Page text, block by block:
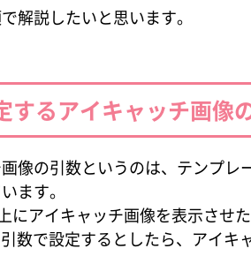
解説したいと思います。
するアイキャッチ画像
像の引数というのは、テンプレ
ます。
アイキャッチ画像を表示させた
数で設定するとしたら、アイ